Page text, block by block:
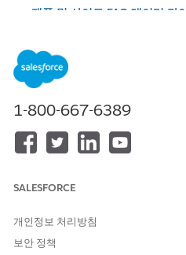
제품 및 사이트 FAQ 데이터 라
Shopper Agent는 업로드된 파
기사와 함께 데이터 라이브러
제품 FAQ에 대한 데이터 라이브
가리키도록 편집합니다. 이 지
문서로 데이터 라이브러리를 설
및 참조 문서로 데이터 라이브
1-800-667-6389
SALESFORCE
개인정보 처리방침
보안 정책